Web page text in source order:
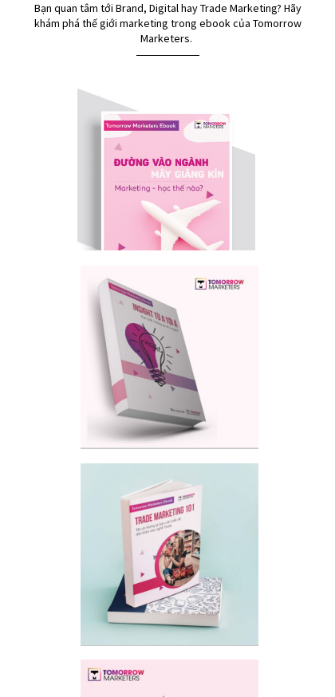
Bạn quan tâm tới Brand, Digital hay Trade Marketing? Hãy
khám phá thế giới marketing trong ebook của Tomorrow
Marketers.